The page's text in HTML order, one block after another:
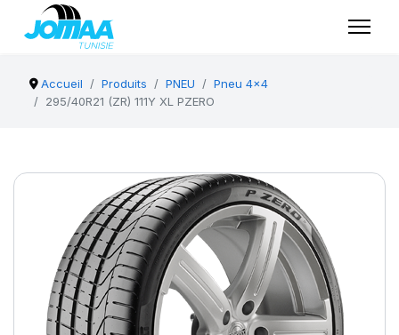
Accueil Produits PNEU
Pneu 4x4
295/40R21 (ZR) 111Y XL PZERO